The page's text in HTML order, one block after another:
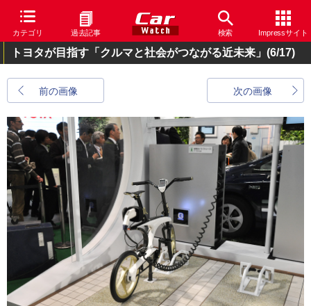
カテゴリ 過去記事 検索 Impressサイト
トヨタが目指す「クルマと社会がつながる近未来」 (6/17)
前の画像 次の画像